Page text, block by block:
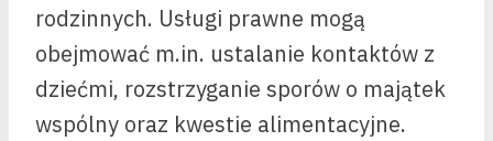
rodzinnych. Usługi prawne mogą
obejmować m.in. ustalanie kontaktów z
dziećmi, rozstrzyganie sporów o majątek
wspólny oraz kwestie alimentacyjne.